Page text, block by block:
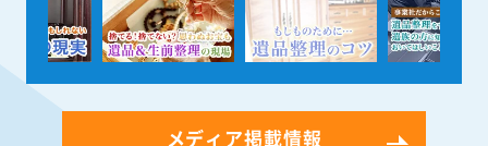
メディア掲載情報